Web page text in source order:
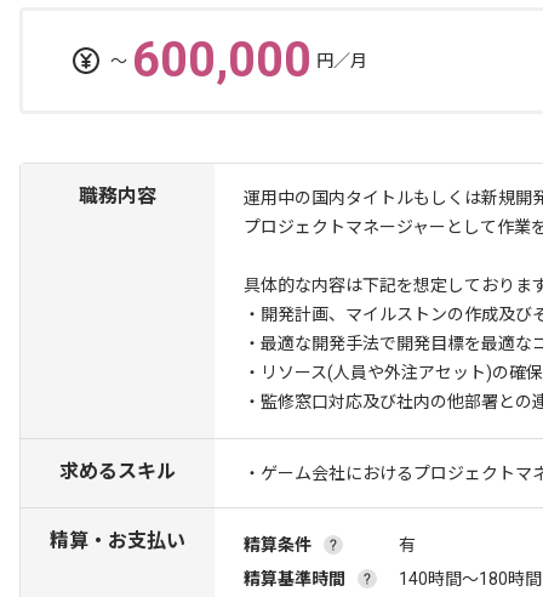
〜 600,000 円／月
職務内容
運用中の国内タイトルもしくは新規開
プロジェクトマネージャーとして作業
具体的な内容は下記を想定しておりま
・開発計画、マイルストンの作成及び
・最適な開発手法で開発目標を最適な
・リソース(人員や外注アセット)の確
・監修窓口対応及び社内の他部署との
求めるスキル ・ゲーム会社におけるプロジェクト
精算・お支払い 精算条件
有
精算基準時間
140時間〜180時間